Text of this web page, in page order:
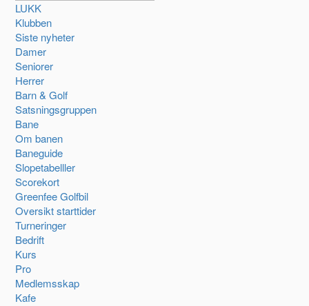
LUKK
Klubben
Siste nyheter
Damer
Seniorer
Herrer
Barn & Golf
Satsningsgruppen
Bane
Om banen
Baneguide
Slopetabelller
Scorekort
Greenfee Golfbil
Oversikt starttider
Turneringer
Bedrift
Kurs
Pro
Medlemsskap
Kafe